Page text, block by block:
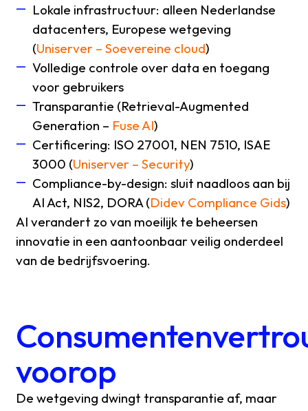
Lokale infrastructuur: alleen Nederlandse
datacenters, Europese wetgeving
(Uniserver – Soevereine cloud)
Volledige controle over data en toegang
voor gebruikers
Transparantie (Retrieval-Augmented
Generation – Fuse AI)
Certificering: ISO 27001, NEN 7510, ISAE
3000 (Uniserver – Security)
Compliance-by-design: sluit naadloos aan bij
AI Act, NIS2, DORA (Didev Compliance Gids)
AI verandert zo van moeilijk te beheersen
innovatie in een aantoonbaar veilig onderdeel
van de bedrijfsvoering.
voorop
De wetgeving dwingt transparantie af, maar